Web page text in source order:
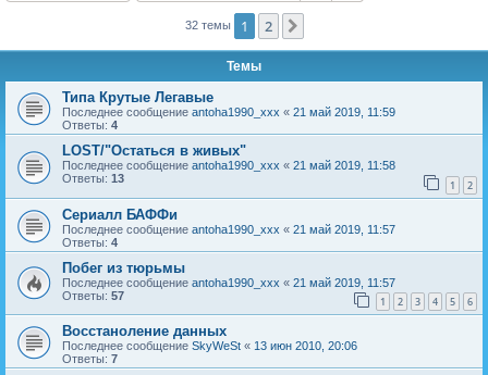
32 темы 1 2
Темы
Типа Крутые Легавые
Последнее сообщение antoha1990_xxx « 21 май 2019, 11:59
Ответы: 4
LOST/"Остаться в живых"
Последнее сообщение antoha1990_xxx « 21 май 2019, 11:58
Ответы: 13 1 2
Сериалл БАФФи
Последнее сообщение antoha1990_xxx « 21 май 2019, 11:57
Ответы: 4
Побег из тюрьмы
Последнее сообщение antoha1990_xxx « 21 май 2019, 11:57
Ответы: 57 1 2 3 4 5 6
Восстаноление данных
Последнее сообщение SkyWeSt « 13 июн 2010, 20:06
Ответы: 7